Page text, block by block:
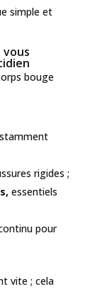
simple et
vous
bouge
rigides ;
essentiels
pour
vite ; cela